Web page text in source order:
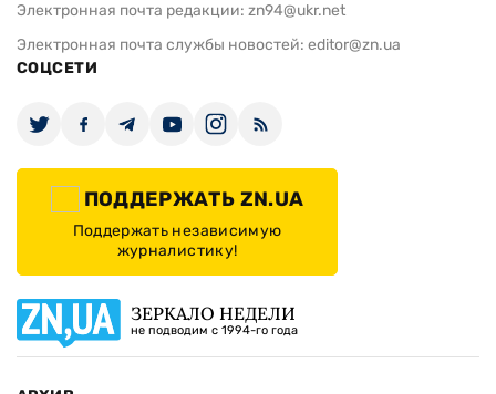
Электронная почта редакции: zn94@ukr.net
Электронная почта службы новостей: editor@zn.ua
СОЦСЕТИ
ПОДДЕРЖАТЬ ZN.UA
Поддержать независимую
журналистику!
ЗЕРКАЛО НЕДЕЛИ
не подводим с 1994-го года